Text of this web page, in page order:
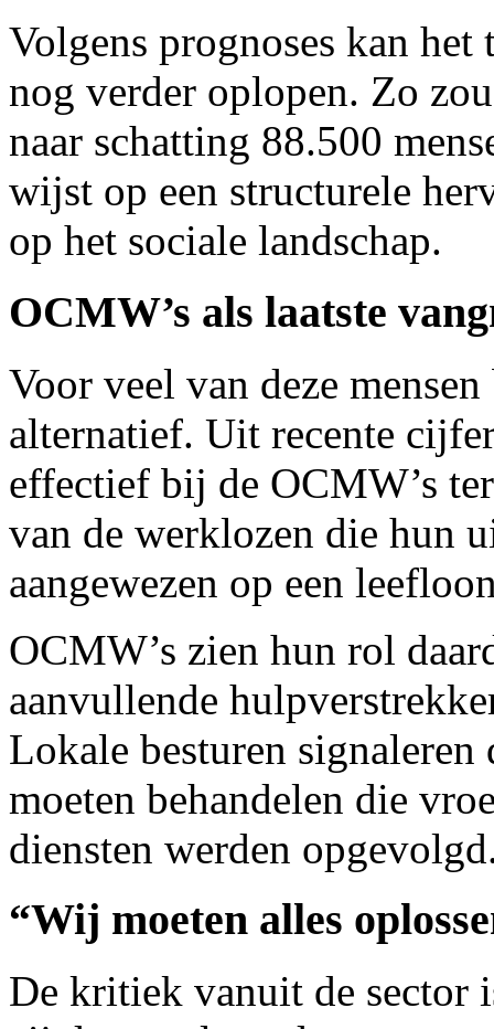
Volgens prognoses kan
nog verder oplopen. Zo
naar schatting 88.500
wijst op een structurele
op het sociale landschap.
OCMW’s als laatste
Voor veel van deze
alternatief. Uit recente
effectief bij de OCMW’s
van de werklozen die hun
aangewezen op een
OCMW’s zien hun rol
aanvullende
Lokale besturen signaleren
moeten behandelen die
diensten werden
“Wij moeten alles
De kritiek vanuit de sector